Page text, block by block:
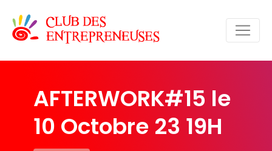
AFTERWORK#15 le
10 Octobre 23 19H